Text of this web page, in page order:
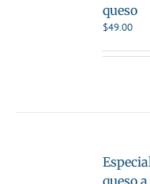
queso
$49.00
queso